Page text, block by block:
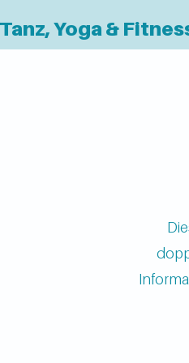
Yoga &